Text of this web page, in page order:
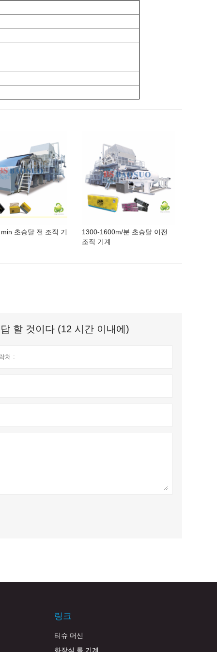
초승달 전 조직 기
1300-1600m/분 초승달 이전
조직 기계
할 것이다 (12 시간 이내에)
링크
티슈 머신
화장실 롤 기계